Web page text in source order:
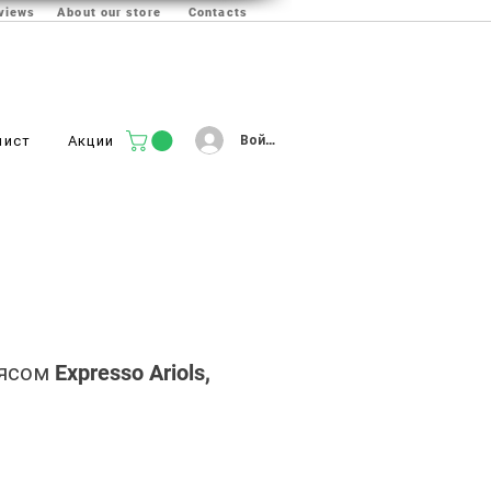
About our store Contacts
Акции Войти
Expresso Ariols,